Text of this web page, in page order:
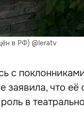
в РФ) @leratv
с
что её
в